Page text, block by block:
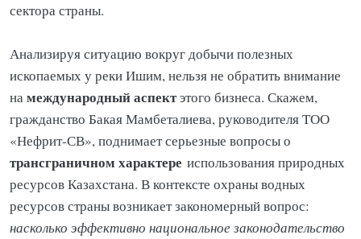
сектора страны.
Анализируя ситуацию вокруг добычи полезных
ископаемых у реки Ишим, нельзя не обратить внимание
намеждународный аспектэтого бизнеса. Скажем,
гражданство Бакая Мамбеталиева, руководителя ТОО
«Нефрит-СВ», поднимает серьезные вопросы о
трансграничном характере использования природных
ресурсов Казахстана. В контексте охраны водных
ресурсов страны возникает закономерный вопрос:
насколько эффективно национальное законодательство